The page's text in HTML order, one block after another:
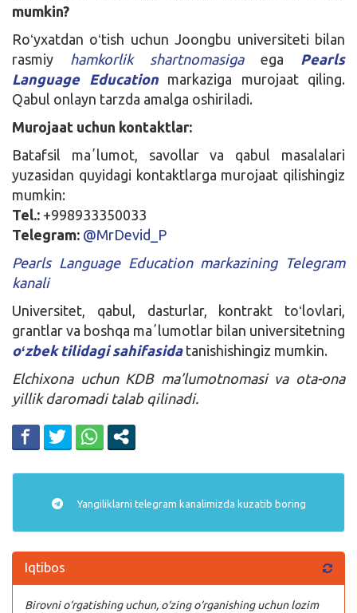
mumkin?
Roʻyxatdan oʻtish uchun Joongbu universiteti bilan
rasmiy hamkorlik shartnomasigaega Pearls
Language Educationmarkaziga murojaat qiling.
Qabul onlayn tarzda amalga oshiriladi.
Murojaat uchun kontaktlar:
Batafsil maʼlumot, savollar va qabul masalalari
yuzasidan quyidagi kontaktlarga murojaat qilishingiz
mumkin:
Tel.: +998933350033
Telegram: @MrDevid_P
Pearls Language Education markazining Telegram
kanali
Universitet, qabul, dasturlar, kontrakt toʻlovlari,
grantlar va boshqa maʼlumotlar bilan universitetning
oʻzbek tilidagi sahifasidatanishishingiz mumkin.
Elchixona uchun KDB ma’lumotnomasi va ota-ona
yillik daromadi talab qilinadi.
Yangiliklarni telegram kanalimizda kuzatib boring
Iqtibos
Birovni o‘rgatishing uchun, o‘zing o‘rganishing uchun lozim